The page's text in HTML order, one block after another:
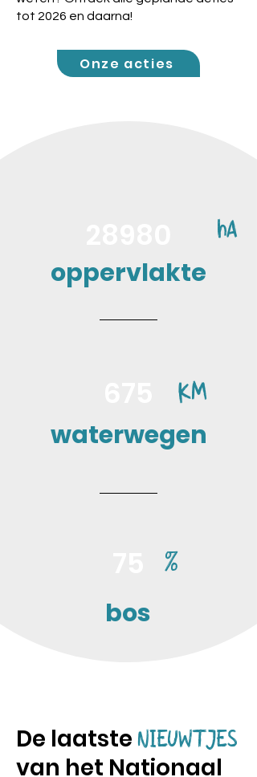
tot 2026 en daarna!
Onze acties
ha
oppervlakte
KM
waterwegen
%
bos
De laatste NIEUWTJES
van het Nationaal